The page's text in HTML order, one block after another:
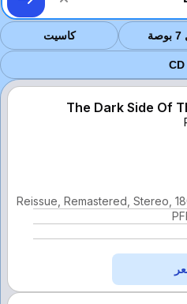
كاسيت
CD
The Dark Side Of
Reissue, Remastered, Stereo,